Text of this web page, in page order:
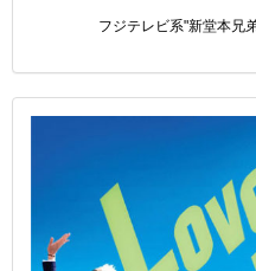
フジテレビ系"新堂本兄